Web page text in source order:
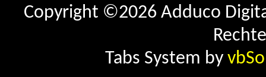
Copyright ©2026 Adduco
Tabs System by